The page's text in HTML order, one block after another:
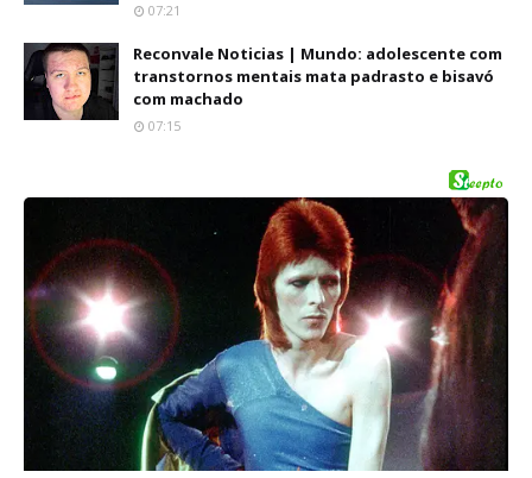
07:21
Reconvale Noticias | Mundo: adolescente com
transtornos mentais mata padrasto e bisavó
com machado
07:15